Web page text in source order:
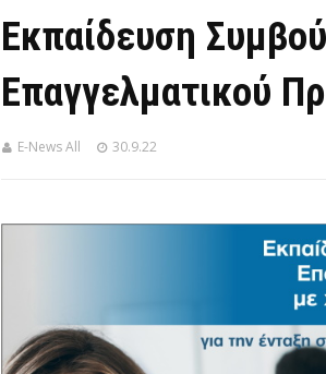
Εκπαίδευση
Επαγγελματικού
E-News All 30.9.22